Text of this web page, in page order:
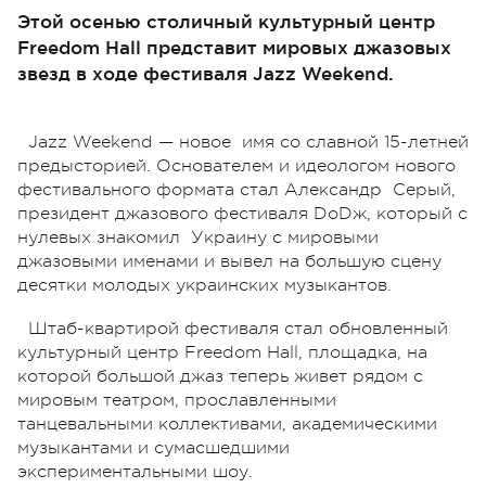
Этой осенью столичный культурный центр
Freedom Hall представит мировых джазовых
звезд в ходе фестиваля Jazz Weekend.
Jazz Weekend — новое имя со славной 15-летней
предысторией. Основателем и идеологом нового
фестивального формата стал Александр Серый,
президент джазового фестиваля DoDж, который с
нулевых знакомил Украину с мировыми
джазовыми именами и вывел на большую сцену
десятки молодых украинских музыкантов.
Штаб-квартирой фестиваля стал обновленный
культурный центр Freedom Hall, площадка, на
которой большой джаз теперь живет рядом с
мировым театром, прославленными
танцевальными коллективами, академическими
музыкантами и сумасшедшими
экспериментальными шоу.